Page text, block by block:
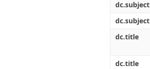
dc.subject
dc.subject
dc.title
dc.title